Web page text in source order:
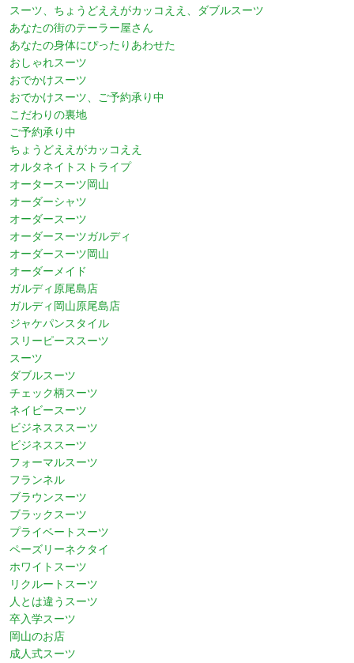
スーツ、ちょうどええがカッコええ、ダブルスーツ
あなたの街のテーラー屋さん
あなたの身体にぴったりあわせた
おしゃれスーツ
おでかけスーツ
おでかけスーツ、ご予約承り中
こだわりの裏地
ご予約承り中
ちょうどええがカッコええ
オルタネイトストライプ
オータースーツ岡山
オーダーシャツ
オーダースーツ
オーダースーツガルディ
オーダースーツ岡山
オーダーメイド
ガルディ原尾島店
ガルディ岡山原尾島店
ジャケパンスタイル
スリーピーススーツ
スーツ
ダブルスーツ
チェック柄スーツ
ネイビースーツ
ビジネスススーツ
ビジネススーツ
フォーマルスーツ
フランネル
ブラウンスーツ
ブラックスーツ
プライベートスーツ
ペーズリーネクタイ
ホワイトスーツ
リクルートスーツ
人とは違うスーツ
卒入学スーツ
岡山のお店
成人式スーツ